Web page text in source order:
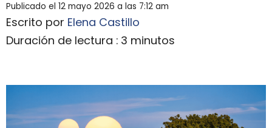
Publicado el 12 mayo 2026 a las 7:12 am
Escrito por Elena Castillo
Duración de lectura : 3 minutos